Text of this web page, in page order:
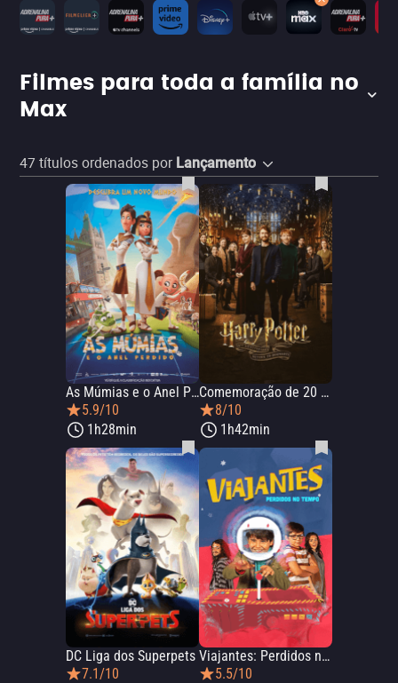
Filmes para toda a família no
Max
47 títulos ordenados por Lançamento
As Múmias e o Anel Perdido
5.9/10
1h28min
Comemoração de 20 anos de Harry Potter: De Volta a Hogwarts
8/10
1h42min
DC Liga dos Superpets
7.1/10
Viajantes: Perdidos no Tempo
5.5/10